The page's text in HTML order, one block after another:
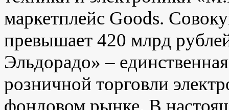
маркетплейс Goods.
превышает 420 млрд
Эльдорадо» –
розничной торговли
фондовом рынке. В